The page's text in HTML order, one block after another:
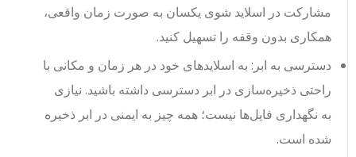
مشارکت در اسلاید شوی یکسان به صورت زمان واقعی،
همکاری بدون وقفه را تسهیل کنید.
دسترسی به ابر: به اسلایدهای خود در هر زمان و مکانی با
راحتی ذخیره‌سازی در ابر دسترسی داشته باشید. نیازی
به نگهداری فایل‌ها نیست؛ همه چیز به ایمنی در ابر ذخیره
شده است.